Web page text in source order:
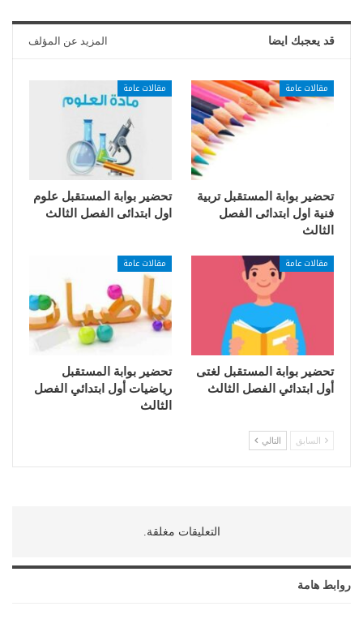
قد يعجبك ايضا المزيد عن المؤلف
مقالات عامة
تحضير بوابة المستقبل تربية
فنية اول ابتدائى الفصل
الثالث
مقالات عامة
تحضير بوابة المستقبل علوم
اول ابتدائى الفصل الثالث
مقالات عامة
تحضير بوابة المستقبل لغتى
أول ابتدائي الفصل الثالث
مقالات عامة
تحضير بوابة المستقبل
رياضيات أول ابتدائي الفصل
الثالث
السابق التالي
التعليقات مغلقة.
روابط هامة